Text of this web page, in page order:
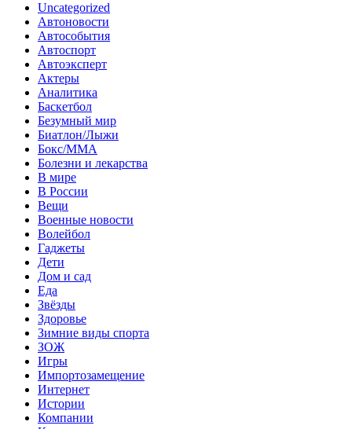
Uncategorized
Автоновости
Автособытия
Автоспорт
Автоэксперт
Актеры
Аналитика
Баскетбол
Безумный мир
Биатлон/Лыжи
Бокс/MMA
Болезни и лекарства
В мире
В России
Вещи
Военные новости
Волейбол
Гаджеты
Дети
Дом и сад
Еда
Звёзды
Здоровье
Зимние виды спорта
ЗОЖ
Игры
Импортозамещение
Интернет
Истории
Компании